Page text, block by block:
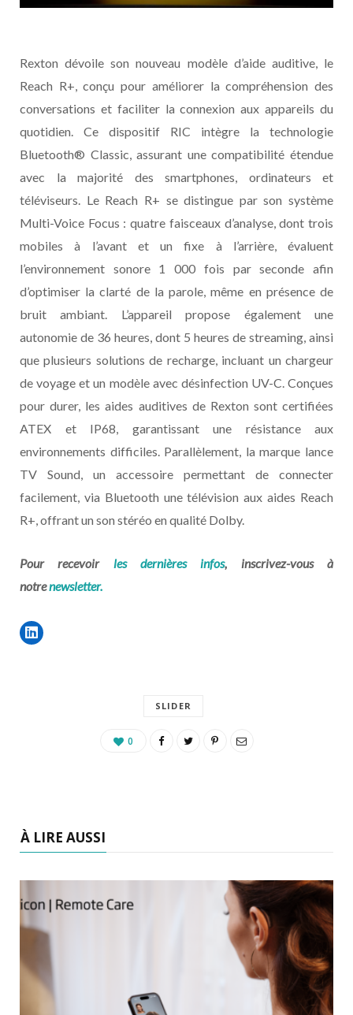
Rexton dévoile son nouveau modèle d’aide auditive, le
Reach R+, conçu pour améliorer la compréhension des
conversations et faciliter la connexion aux appareils du
quotidien. Ce dispositif RIC intègre la technologie
Bluetooth® Classic, assurant une compatibilité étendue
avec la majorité des smartphones, ordinateurs et
téléviseurs. Le Reach R+ se distingue par son système
Multi-Voice Focus : quatre faisceaux d’analyse, dont trois
mobiles à l’avant et un fixe à l’arrière, évaluent
l’environnement sonore 1 000 fois par seconde afin
d’optimiser la clarté de la parole, même en présence de
bruit ambiant. L’appareil propose également une
autonomie de 36 heures, dont 5 heures de streaming, ainsi
que plusieurs solutions de recharge, incluant un chargeur
de voyage et un modèle avec désinfection UV-C. Conçues
pour durer, les aides auditives de Rexton sont certifiées
ATEX et IP68, garantissant une résistance aux
environnements difficiles. Parallèlement, la marque lance
TV Sound, un accessoire permettant de connecter
facilement, via Bluetooth une télévision aux aides Reach
R+, offrant un son stéréo en qualité Dolby.
Pour recevoir les dernières infos, inscrivez-vous à
notrenewsletter.
SLIDER
0
À LIRE AUSSI